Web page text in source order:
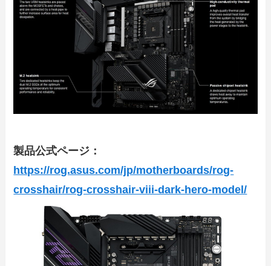
製品公式ページ：
https://rog.asus.com/jp/motherboards/rog-
crosshair/rog-crosshair-viii-dark-hero-model/